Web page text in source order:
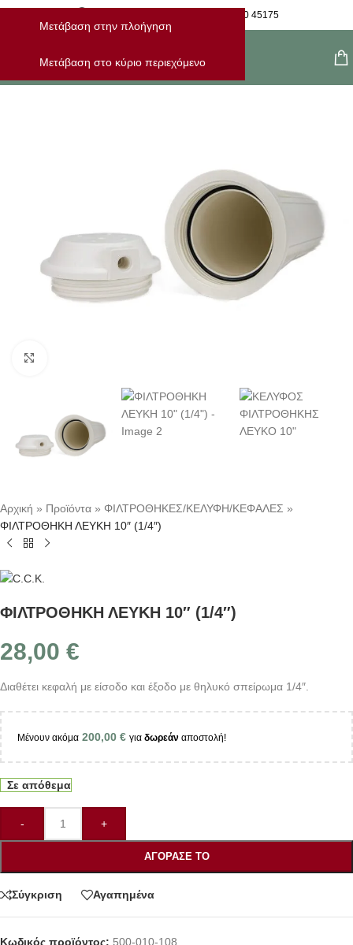
Μετάβαση στην πλοήγηση
Μετάβαση στο κύριο περιεχόμενο
28210 45175
Μενού
Αρχική » Προϊόντα » ΦΙΛΤΡΟΘΗΚΕΣ/ΚΕΛΥΦΗ/ΚΕΦΑΛΕΣ »
ΦΙΛΤΡΟΘΗΚΗ ΛΕΥΚΗ 10″ (1/4″)
ΦΙΛΤΡΟΘΗΚΗ ΛΕΥΚΗ 10″ (1/4″)
28,00 €
Διαθέτει κεφαλή με είσοδο και έξοδο με θηλυκό σπείρωμα 1/4″.
Μένουν ακόμα 200,00 € για δωρεάν αποστολή!
Σε απόθεμα
- +
ΑΓΌΡΑΣΕ ΤΟ
Σύγκριση Αγαπημένα
Κωδικός προϊόντος: 500-010-108